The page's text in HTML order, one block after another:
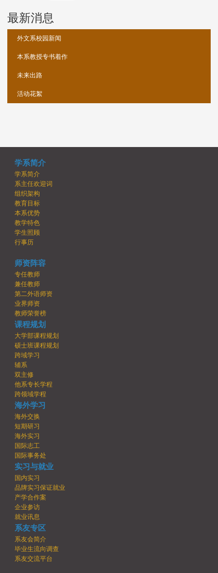
最新消息
外文系校园新闻
本系教授专书着作
未来出路
活动花絮
学系简介
学系简介
系主任欢迎词
组织架构
教育目标
本系优势
教学特色
学生照顾
行事历
师资阵容
专任教师
兼任教师
第二外语师资
业界师资
教师荣誉榜
课程规划
大学部课程规划
硕士班课程规划
跨域学习
辅系
双主修
他系专长学程
跨领域学程
海外学习
海外交换
短期研习
海外实习
国际志工
国际事务处
实习与就业
国内实习
品牌实习保证就业
产学合作案
企业参访
就业讯息
系友专区
系友会简介
毕业生流向调查
系友交流平台